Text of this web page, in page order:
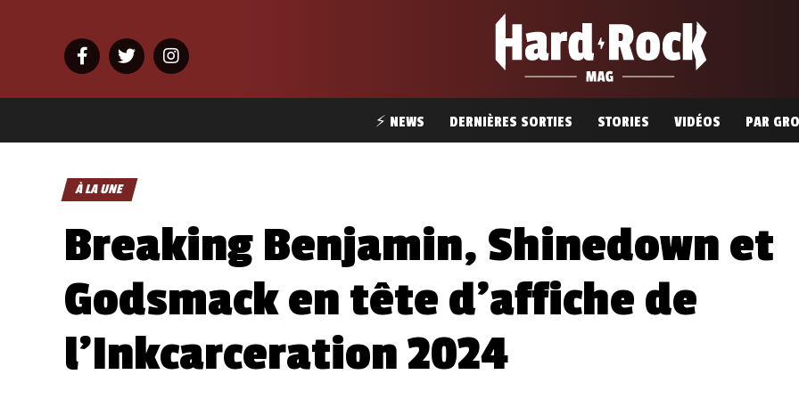
⚡ NEWS DERNIÈRES SORTIES STORIES VIDÉOS PAR
À LA UNE
Breaking Benjamin, Shinedown et
Godsmack en tête d’affiche de
l’Inkcarceration 2024